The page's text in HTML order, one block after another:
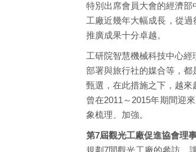
特別出席會員大會的經濟
工廠近幾年大幅成長，從
推廣成果十分卓越。
工研院智慧機械科技中心
部署與旅行社的媒合等，
甄選，在此措施之下，越
曾在2011～2015年期間迎
象梳理、加強。
第7屆觀光工廠促進協會理
規劃7間觀光工廠的參訪，